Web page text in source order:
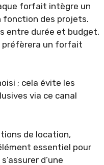
forfait intègre un
fonction des projets.
entre durée et budget,
préfèrera un forfait
; cela évite les
via ce canal
de location,
essentiel pour
d’une